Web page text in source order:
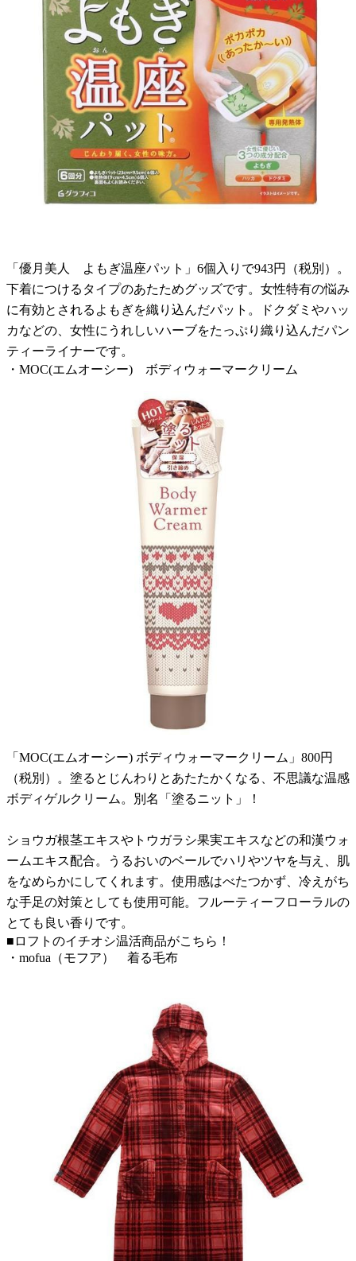
「優月美人 よもぎ温座パット」6個入りで943円（税別）。
下着につけるタイプのあたためグッズです。女性特有の悩み
に有効とされるよもぎを織り込んだパット。ドクダミやハッ
カなどの、女性にうれしいハーブをたっぷり織り込んだパン
ティーライナーです。
・MOC(エムオーシー) ボディウォーマークリーム
「MOC(エムオーシー) ボディウォーマークリーム」800円
（税別）。塗るとじんわりとあたたかくなる、不思議な温感
ボディゲルクリーム。別名「塗るニット」！
ショウガ根茎エキスやトウガラシ果実エキスなどの和漢ウォ
ームエキス配合。うるおいのベールでハリやツヤを与え、肌
をなめらかにしてくれます。使用感はべたつかず、冷えがち
な手足の対策としても使用可能。フルーティーフローラルの
とても良い香りです。
■ロフトのイチオシ温活商品がこちら！
・mofua（モフア） 着る毛布